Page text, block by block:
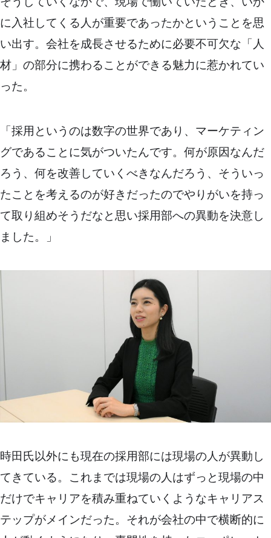
に入社してくる人が重要であったかということを思
い出す。会社を成長させるために必要不可欠な「人
材」の部分に携わることができる魅力に惹かれてい
った。
「採用というのは数字の世界であり、マーケティン
グであることに気がついたんです。何が原因なんだ
ろう、何を改善していくべきなんだろう、そういっ
たことを考えるのが好きだったのでやりがいを持っ
て取り組めそうだなと思い採用部への異動を決意し
ました。」
時田氏以外にも現在の採用部には現場の人が異動し
てきている。これまでは現場の人はずっと現場の中
だけでキャリアを積み重ねていくようなキャリアス
テップがメインだった。それが会社の中で横断的に